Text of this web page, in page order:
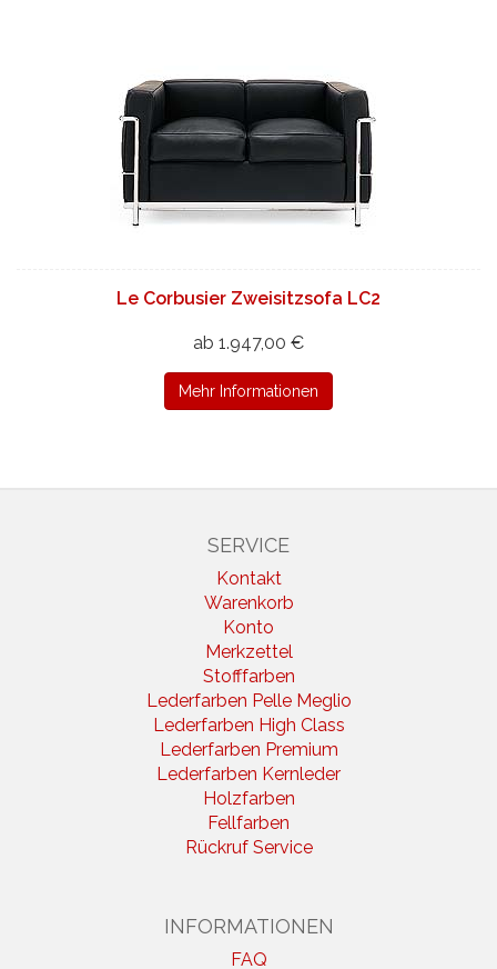
Le Corbusier Zweisitzsofa LC2
ab 1.947,00 €
Mehr Informationen
SERVICE
Kontakt
Warenkorb
Konto
Merkzettel
Stofffarben
Lederfarben Pelle Meglio
Lederfarben High Class
Lederfarben Premium
Lederfarben Kernleder
Holzfarben
Fellfarben
Rückruf Service
INFORMATIONEN
FAQ